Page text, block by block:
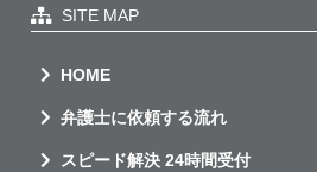
SITE MAP
HOME
弁護士に依頼する流れ
スピード解決 24時間受付